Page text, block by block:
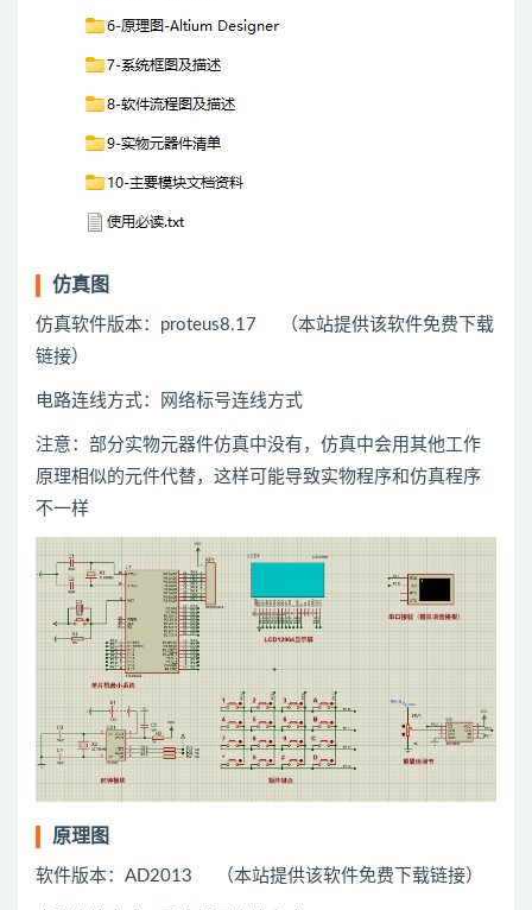
仿真图
仿真软件版本：proteus8.17 （本站提供该软件免费下载
链接）
电路连线方式：网络标号连线方式
注意：部分实物元器件仿真中没有，仿真中会用其他工作
原理相似的元件代替，这样可能导致实物程序和仿真程序
不一样
原理图
软件版本：AD2013 （本站提供该软件免费下载链接）